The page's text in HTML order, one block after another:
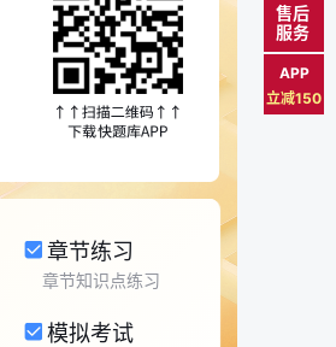
章节练习
章节知识点练习
模拟考试
售后
服务
APP
立减150